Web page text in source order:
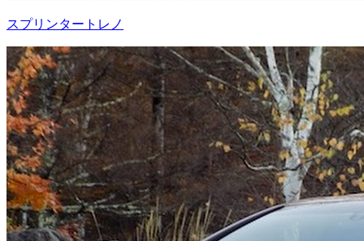
スプリンタートレノ